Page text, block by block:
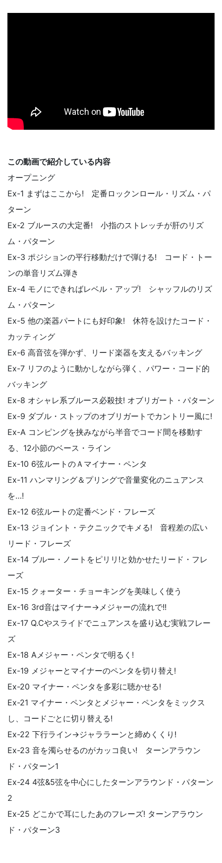
この動画で紹介している内容
オープニング
Ex-1 まずはここから! 定番ロックンロール・リズム・パ
ターン
Ex-2 ブルースの大定番! 小指のストレッチが肝のリズ
ム・パターン
Ex-3 ポジションの平行移動だけで弾ける! コード・トー
ンの単音リズム弾き
Ex-4 モノにできればレベル・アップ! シャッフルのリズ
ム・パターン
Ex-5 他の楽器パートにも好印象! 休符を設けたコード・
カッティング
Ex-6 高音弦を弾かず、リード楽器を支えるバッキング
Ex-7 リフのように動かしながら弾く、パワー・コード的
バッキング
Ex-8 オシャレ系ブルース必殺技! オブリガート・パターン
Ex-9 ダブル・ストップのオブリガートでカントリー風に!
Ex-A コンピングを挟みながら半音でコード間を移動す
る、12小節のベース・ライン
Ex-10 6弦ルートのＡマイナー・ペンタ
Ex-11 ハンマリング＆プリングで音量変化のニュアンス
を…!
Ex-12 6弦ルートの定番ベンド・フレーズ
Ex-13 ジョイント・テクニックでキメる! 音程差の広い
リード・フレーズ
Ex-14 ブルー・ノートをピリリ!と効かせたリード・フレ
ーズ
Ex-15 クォーター・チョーキングを美味しく使う
Ex-16 3rd音はマイナー→メジャーの流れで!!
Ex-17 Q.Cやスライドでニュアンスを盛り込む実戦フレー
ズ
Ex-18 Aメジャー・ペンタで明るく!
Ex-19 メジャーとマイナーのペンタを切り替え!
Ex-20 マイナー・ペンタを多彩に聴かせる!
Ex-21 マイナー・ペンタとメジャー・ペンタをミックス
し、コードごとに切り替える!
Ex-22 下行ライン→ジャララーンと締めくくり!
Ex-23 音を濁らせるのがカッコ良い! ターンアラウン
ド・パターン1
Ex-24 4弦&5弦を中心にしたターンアラウンド・パターン
2
Ex-25 どこかで耳にしたあのフレーズ! ターンアラウン
ド・パターン3